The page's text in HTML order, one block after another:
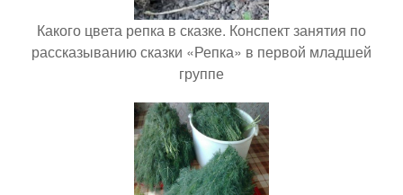
Какого цвета репка в сказке. Конспект занятия по
рассказыванию сказки «Репка» в первой младшей
группе